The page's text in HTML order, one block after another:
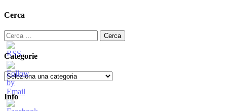
Cerca
Ricerca
per:
Categorie
Categorie
Info